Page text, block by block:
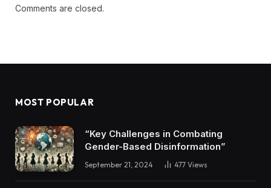
Comments are closed.
MOST POPULAR
“Key Challenges in Combating
Gender-Based Disinformation”
September 21, 2024 477 Views